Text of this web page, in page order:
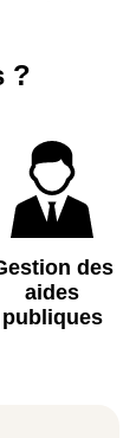
?
des
aides
publiques